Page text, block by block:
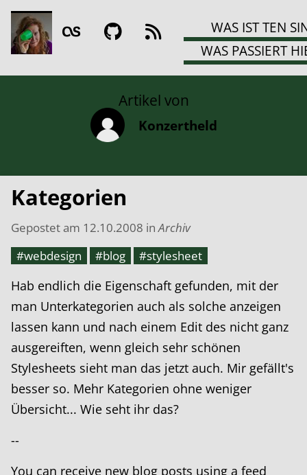
WAS IST TEN
WAS PASSIERT
Artikel von
Konzertheld
Kategorien
Gepostet am 12.10.2008 inArchiv
#webdesign
#blog
#stylesheet
Hab endlich die Eigenschaft gefunden, mit der
man Unterkategorien auch als solche anzeigen
lassen kann und nach einem Edit des nicht ganz
ausgereiften, wenn gleich sehr schönen
Stylesheets sieht man das jetzt auch. Mir gefällt's
besser so. Mehr Kategorien ohne weniger
Übersicht... Wie seht ihr das?
--
You can receive new blog posts using a feed